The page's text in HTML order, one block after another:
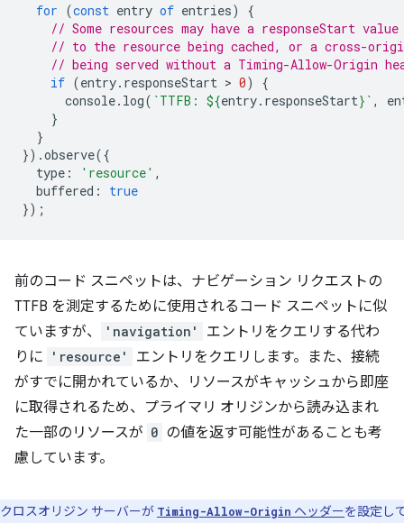
for (const entry of entries)
{
// Some resources may have a responseStart
// to the resource being cached, or a cross-
// being served without a Timing-Allow-Origin
if (entry. responseStart > 0)
{
console. log( `TTFB: ${entry. responseStart} ` ,
}
}
}).observe({
type : 'resource' ,
buffered :
true
});
前のコード スニペットは、ナビゲーション リクエストの
TTFB を測定するために使用されるコード スニペットに似
ていますが、
'navigation'
エントリをクエリする代わ
りに
'resource'
エントリをクエリします。また、接続
がすでに開かれているか、リソースがキャッシュから即座
に取得されるため、プライマリ オリジンから読み込まれ
た一部のリソースが 0 の値を返す可能性があることも考
慮しています。
クロスオリジン サーバーが Timing-Allow-Origin ヘッダーを設定し